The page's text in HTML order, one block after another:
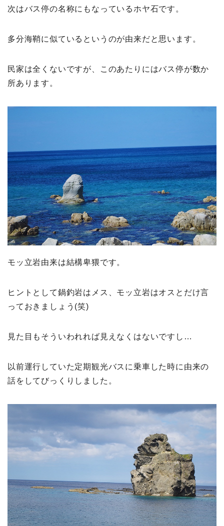
次はバス停の名称にもなっているホヤ石です。
多分海鞘に似ているというのが由来だと思います。
民家は全くないですが、このあたりにはバス停が数か
所あります。
モッ立岩由来は結構卑猥です。
ヒントとして鍋釣岩はメス、モッ立岩はオスとだけ言
っておきましょう(笑)
見た目もそういわれれば見えなくはないですし…
以前運行していた定期観光バスに乗車した時に由来の
話をしてびっくりしました。